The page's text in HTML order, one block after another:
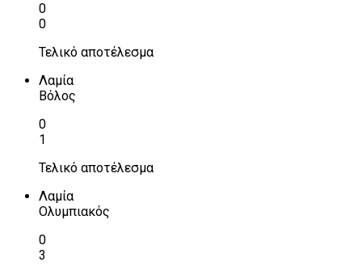
0
0
Τελικό αποτέλεσμα
Λαμία
Βόλος
0
1
Τελικό αποτέλεσμα
Λαμία
Ολυμπιακός
0
3